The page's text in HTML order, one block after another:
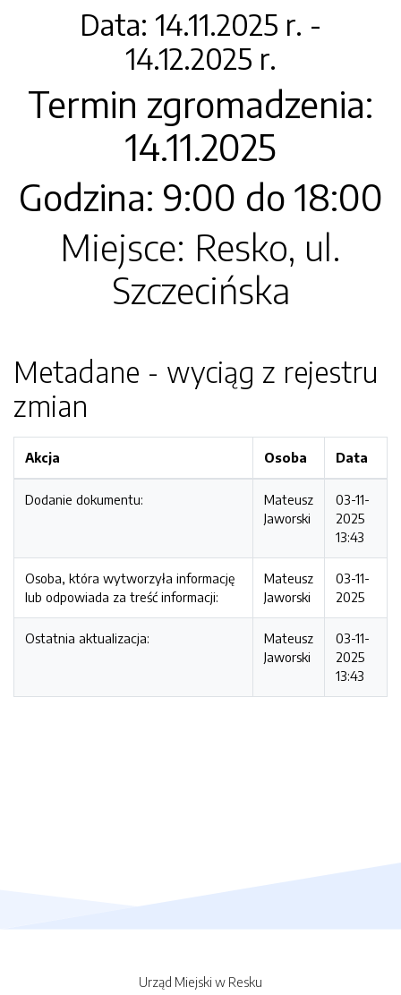
Data: 14.11.2025 r. -
14.12.2025 r.
Termin zgromadzenia:
14.11.2025
Godzina: 9:00 do 18:00
Miejsce: Resko, ul.
Szczecińska
Metadane - wyciąg z rejestru
zmian
Akcja Osoba Data
Dodanie dokumentu:
Mateusz
Jaworski
03-11-
2025
13:43
Osoba, która wytworzyła informację
lub odpowiada za treść informacji:
Mateusz
Jaworski
03-11-
2025
Ostatnia aktualizacja:
Mateusz
Jaworski
03-11-
2025
13:43
Urząd Miejski w Resku